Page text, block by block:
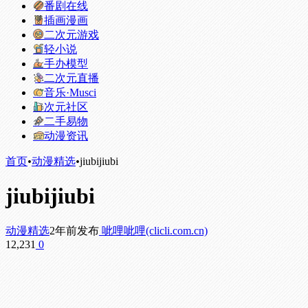
番剧在线
插画漫画
二次元游戏
轻小说
手办模型
二次元直播
音乐·Musci
次元社区
二手易物
动漫资讯
首页•动漫精选•jiubijiubi
jiubijiubi
动漫精选2年前发布 呲哩呲哩(clicli.com.cn)
12,231 0